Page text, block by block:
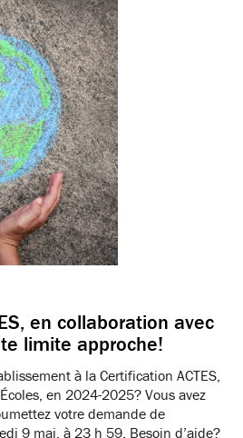
en collaboration avec
limite approche!
à la Certification ACTES,
en 2024-2025? Vous avez
votre demande de
9 mai, à 23 h 59. Besoin d’aide?